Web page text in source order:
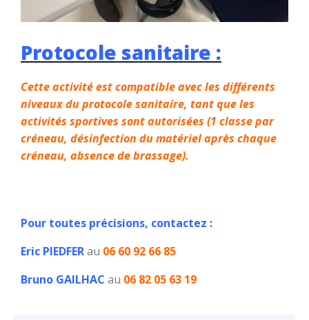
Protocole sanitaire :
Cette activité est compatible avec les différents
niveaux du protocole sanitaire, tant que les
activités sportives sont autorisées (1 classe par
créneau, désinfection du matériel après chaque
créneau, absence de brassage).
Pour toutes précisions, contactez :
Eric PIEDFERau 06 60 92 66 85
Bruno GAILHAC au 06 82 05 63 19